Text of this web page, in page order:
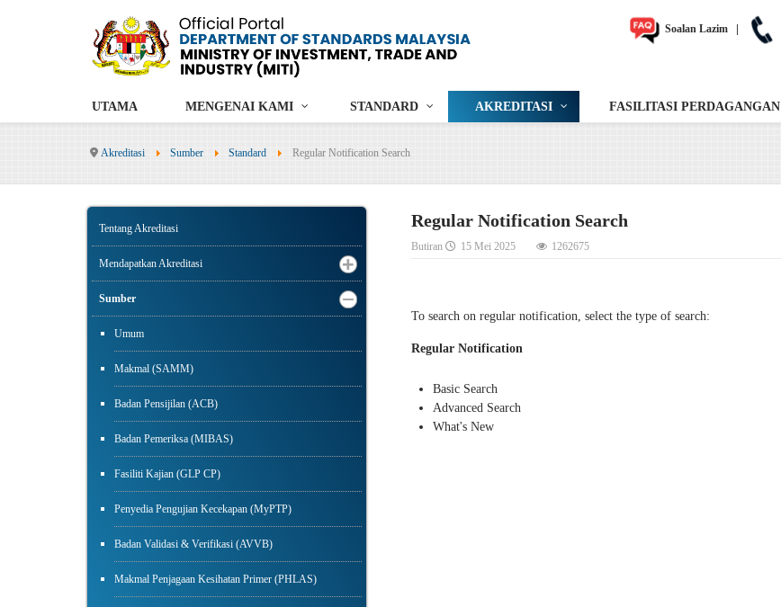
Soalan Lazim
UTAMA MENGENAI KAMI STANDARD AKREDITASI FASILITASI PERDAGANGAN
Akreditasi Sumber Standard Regular Notification Search
Tentang Akreditasi
Mendapatkan Akreditasi
Sumber
Umum
Makmal (SAMM)
Badan Pensijilan (ACB)
Badan Pemeriksa (MIBAS)
Fasiliti Kajian (GLP CP)
Penyedia Pengujian Kecekapan (MyPTP)
Badan Validasi & Verifikasi (AVVB)
Makmal Penjagaan Kesihatan Primer (PHLAS)
Regular Notification Search
Butiran 15 Mei 2025 1262675
To search on regular notification, select the type of search:
Regular Notification
Basic Search
Advanced Search
What's New